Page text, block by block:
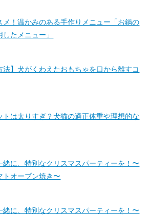
メ！温かみのある手作りメニュー「お鍋の
たメニュー」
法】犬がくわえたおもちゃを口から離すコ
トは太りすぎ？犬猫の適正体重や理想的な
緒に、特別なクリスマスパーティーを！〜
トオーブン焼き〜
緒に、特別なクリスマスパーティーを！〜